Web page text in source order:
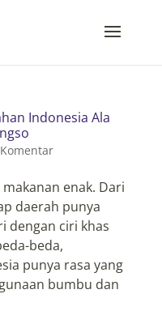
Indonesia Ala
enak. Dari
daerah punya
dengan ciri khas
beda,
punya rasa yang
bumbu dan